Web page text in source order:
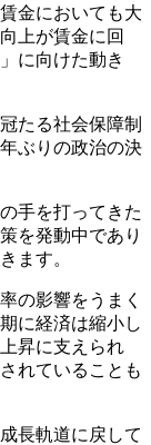
金においても大
上が賃金に回
に向けた動き
たる社会保障制
ぶりの政治の決
手を打ってきた
を発動中であり
ます。
の影響をうまく
に経済は縮小し
昇に支えられ
れていることも
長軌道に戻して